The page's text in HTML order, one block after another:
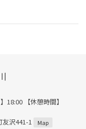
18:00 【休憩時間】
沢441-1
Map